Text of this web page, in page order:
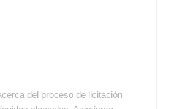
del proceso de licitación